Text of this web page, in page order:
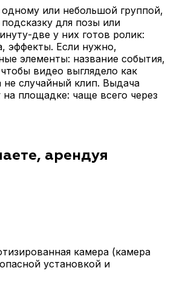
арт-
видео
Логотип, название
события, хэштег,
анимация на старте/
финише — чтобы
каждый ролик работал
как бренд-активация.
как сувенир. Если вам
важно можем собрать
“Дым”, “искры”,
“лепестки”, “конфетти”
или небольшой группой,
для позы или
две у них готов ролик:
эффекты. Если нужно,
элементы: название события,
видео выглядело как
не случайный клип. Выдача
на площадке: чаще всего через
арендуя
камера (камера
установкой и